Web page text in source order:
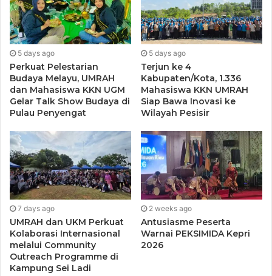
MD Kahmi Anambas melalui media virtual zoom meeting,
acra terselenghara dengan khitmat hingga akhir pemilihan.
(Muhammad Amin)
Kepala Biro Natuna
5 days ago
Perkuat Pelestarian
Budaya Melayu, UMRAH
dan Mahasiswa KKN UGM
Gelar Talk Show Budaya di
Pulau Penyengat
5 days ago
Terjun ke 4
Kabupaten/Kota, 1.336
Mahasiswa KKN UMRAH
Siap Bawa Inovasi ke
Wilayah Pesisir
7 days ago
UMRAH dan UKM Perkuat
Kolaborasi Internasional
melalui Community
Outreach Programme di
Kampung Sei Ladi
2 weeks ago
Antusiasme Peserta
Warnai PEKSIMIDA Kepri
2026